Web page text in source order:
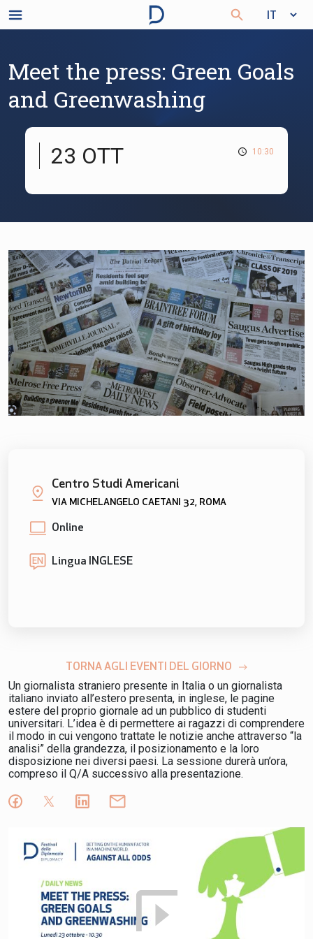
Meet the press: Green Goals
and Greenwashing
23 OTT 10:30
Centro Studi Americani
VIA MICHELANGELO CAETANI 32, ROMA
Online
EN Lingua INGLESE
TORNA AGLI EVENTI DEL GIORNO
Un giornalista straniero presente in Italia o un giornalista
italiano inviato all’estero presenta, in inglese, le pagine
estere del proprio giornale ad un pubblico di studenti
universitari. L’idea è di permettere ai ragazzi di comprendere
il modo in cui vengono trattate le notizie anche attraverso “la
analisi” della grandezza, il posizionamento e la loro
disposizione nei diversi paesi. La sessione durerà un’ora,
compreso il Q/A successivo alla presentazione.